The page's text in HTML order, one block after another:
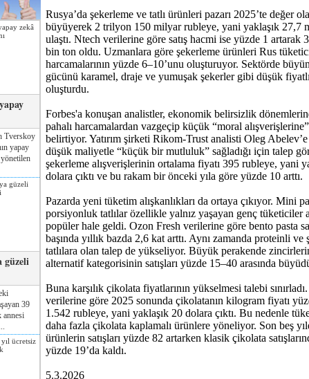
Tverskoy
yapay
güzeli
39
annesi
Rusya’da şekerleme ve tatlı ürünleri pazarı 2025’te değer
büyüyerek 2 trilyon 150 milyar rubleye, yani yaklaşık 27,7
ulaştı. Ntech verilerine göre satış hacmi ise yüzde 1 artarak
bin ton oldu. Uzmanlara göre şekerleme ürünleri Rus
harcamalarının yüzde 6–10’unu oluşturuyor. Sektörde
gücünü karamel, draje ve yumuşak şekerler gibi düşük
oluşturdu.
Forbes'a konuşan analistler, ekonomik belirsizlik
pahalı harcamalardan vazgeçip küçük “moral
belirtiyor. Yatırım şirketi Rikom-Trust analisti Oleg Abelev’e
düşük maliyetle “küçük bir mutluluk” sağladığı için talep
şekerleme alışverişlerinin ortalama fiyatı 395 rubleye, yani
dolara çıktı ve bu rakam bir önceki yıla göre yüzde 10 arttı.
Pazarda yeni tüketim alışkanlıkları da ortaya çıkıyor. Mini
porsiyonluk tatlılar özellikle yalnız yaşayan genç tüketiciler
popüler hale geldi. Ozon Fresh verilerine göre bento pasta
başında yıllık bazda 2,6 kat arttı. Aynı zamanda proteinli ve
tatlılara olan talep de yükseliyor. Büyük perakende
alternatif kategorisinin satışları yüzde 15–40 arasında
Buna karşılık çikolata fiyatlarının yükselmesi talebi
verilerine göre 2025 sonunda çikolatanın kilogram fiyatı
1.542 rubleye, yani yaklaşık 20 dolara çıktı. Bu nedenle
daha fazla çikolata kaplamalı ürünlere yöneliyor. Son beş
ürünlerin satışları yüzde 82 artarken klasik çikolata
yüzde 19’da kaldı.
5.3.2026